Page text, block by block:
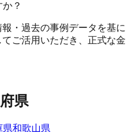
？
・過去の事例データを基に
ご活用いただき、正式な金
県
県和歌山県